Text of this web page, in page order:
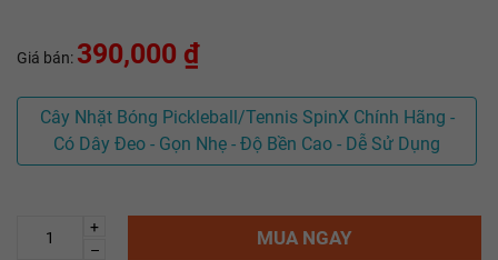
Giá bán: 390,000 ₫
Cây Nhặt Bóng Pickleball/Tennis SpinX Chính Hãng -
Có Dây Đeo - Gọn Nhẹ - Độ Bền Cao - Dễ Sử Dụng
+
–
MUA NGAY